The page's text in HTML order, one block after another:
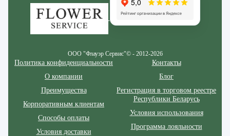
ООО "Флауэр Сервис"© - 2012-2026
Политика конфиденциальности
О компании
Преимущества
Корпоративным клиентам
Способы оплаты
Условия доставки
Контакты
Блог
Регистрация в торговом реестре
Республики Беларусь
Условия использования
Программа лояльности